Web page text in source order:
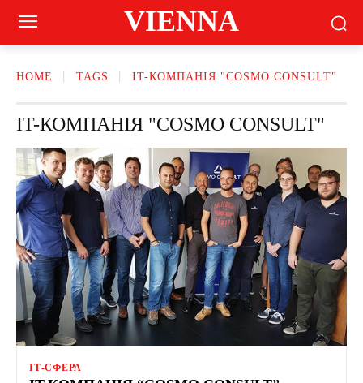
VIENNA
HOME TAGS IT-КОМПАНІЯ "COSMO CONSULT"
IT-КОМПАНІЯ "COSMO CONSULT"
ІТ-СФЕРА